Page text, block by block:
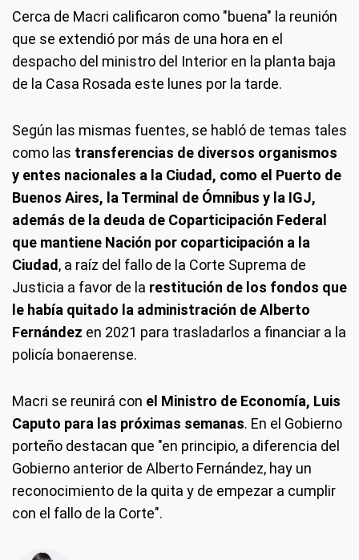
Cerca de Macri calificaron como "buena" la reunión
que se extendió por más de una hora en el
despacho del ministro del Interior en la planta baja
de la Casa Rosada este lunes por la tarde.
Según las mismas fuentes, se habló de temas tales
como las transferencias de diversos organismos
y entes nacionales a la Ciudad, como el Puerto de
Buenos Aires, la Terminal de Ómnibus y la IGJ,
además de la deuda de Coparticipación Federal
que mantiene Nación por coparticipación a la
Ciudad, a raíz del fallo de la Corte Suprema de
Justicia a favor de la restitución de los fondos que
le había quitado la administración de Alberto
Fernández en 2021 para trasladarlos a financiar a la
policía bonaerense.
Macri se reunirá con el Ministro de Economía, Luis
Caputo para las próximas semanas. En el Gobierno
porteño destacan que "en principio, a diferencia del
Gobierno anterior de Alberto Fernández, hay un
reconocimiento de la quita y de empezar a cumplir
con el fallo de la Corte".